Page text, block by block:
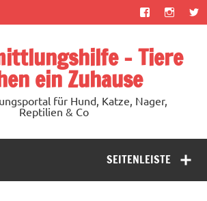
– Tiere
ein Zuhause
für Hund, Katze, Nager,
Reptilien & Co
SEITENLEISTE